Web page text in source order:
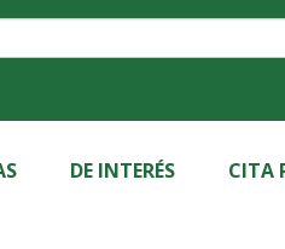
DE INTERÉS CITA